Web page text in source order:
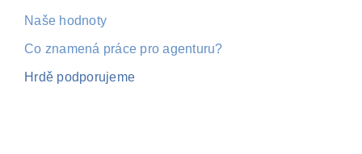
Naše hodnoty
Co znamená práce pro agenturu?
Hrdě podporujeme